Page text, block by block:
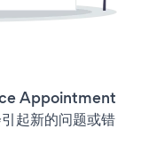
Appointment
起新的问题或错